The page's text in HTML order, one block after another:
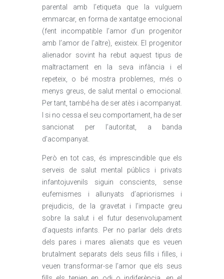
parental amb l’etiqueta que la vulguem
emmarcar, en forma de xantatge emocional
(fent incompatible l’amor d’un progenitor
amb l’amor de l’altre), existeix. El progenitor
alienador sovint ha rebut aquest tipus de
maltractament en la seva infància i el
repeteix, o bé mostra problemes, més o
menys greus, de salut mental o emocional.
Per tant, també ha de ser atès i acompanyat.
I si no cessa el seu comportament, ha de ser
sancionat per l’autoritat, a banda
d’acompanyat.
Però en tot cas, és imprescindible que els
serveis de salut mental públics i privats
infantojuvenils siguin conscients, sense
eufemismes i allunyats d’apriorismes i
prejudicis, de la gravetat i l’impacte greu
sobre la salut i el futur desenvolupament
d’aquests infants. Per no parlar dels drets
dels pares i mares alienats que es veuen
brutalment separats dels seus fills i filles, i
veuen transformar-se l’amor que els seus